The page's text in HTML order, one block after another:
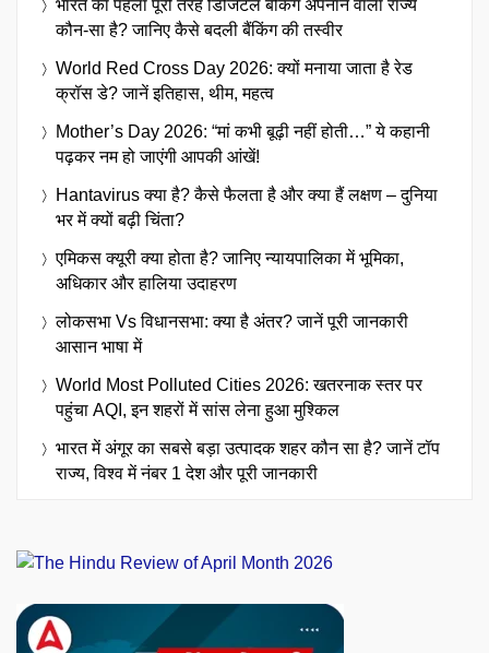
भारत का पहला पूरी तरह डिजिटल बैंकिंग अपनाने वाला राज्य
कौन-सा है? जानिए कैसे बदली बैंकिंग की तस्वीर
World Red Cross Day 2026: क्यों मनाया जाता है रेड
क्रॉस डे? जानें इतिहास, थीम, महत्व
Mother’s Day 2026: “मां कभी बूढ़ी नहीं होती…” ये कहानी
पढ़कर नम हो जाएंगी आपकी आंखें!
Hantavirus क्या है? कैसे फैलता है और क्या हैं लक्षण – दुनिया
भर में क्यों बढ़ी चिंता?
एमिकस क्यूरी क्या होता है? जानिए न्यायपालिका में भूमिका,
अधिकार और हालिया उदाहरण
लोकसभा Vs विधानसभा: क्या है अंतर? जानें पूरी जानकारी
आसान भाषा में
World Most Polluted Cities 2026: खतरनाक स्तर पर
पहुंचा AQI, इन शहरों में सांस लेना हुआ मुश्किल
भारत में अंगूर का सबसे बड़ा उत्पादक शहर कौन सा है? जानें टॉप
राज्य, विश्व में नंबर 1 देश और पूरी जानकारी